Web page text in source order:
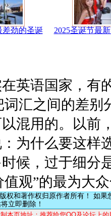
差劲的圣诞 2025圣诞节最
英语国家，有
词汇之间的差别
混用的。以前
为什么要这样
候，过于细分
值观”的最为大
和著作权归原作者所有！ 如果
立即删除！